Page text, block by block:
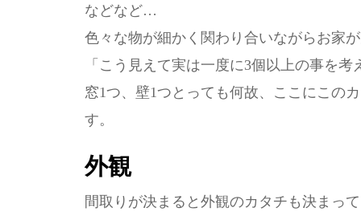
などなど…
色々な物が細かく関わり合いながらお家
「こう見えて実は一度に3個以上の事を
窓1つ、壁1つとっても何故、ここにこの
す。
外観
間取りが決まると外観のカタチも決まっ